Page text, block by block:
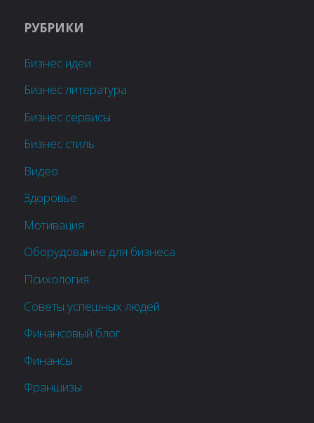
РУБРИКИ
Бизнес идеи
Бизнес литература
Бизнес сервисы
Бизнес стиль
Видео
Здоровье
Мотивация
Оборудование для бизнеса
Психология
Советы успешных людей
Финансовый блог
Финансы
Франшизы